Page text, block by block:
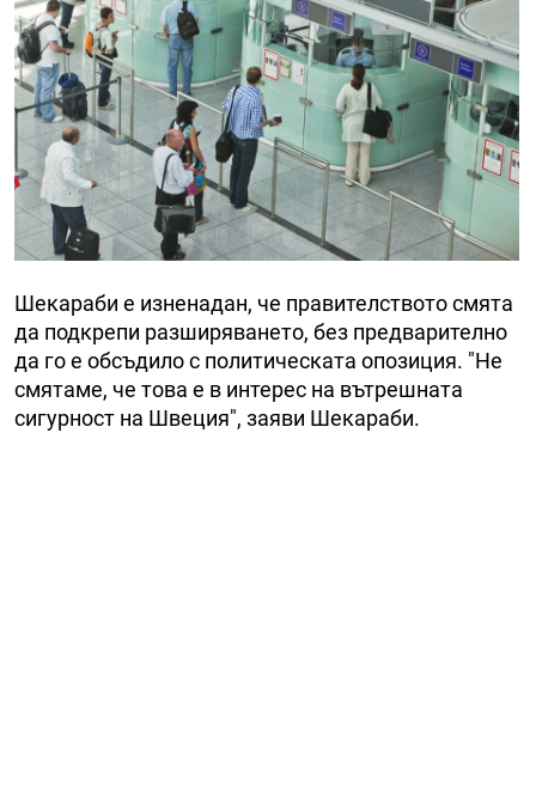
Шекараби е изненадан, че правителството смята
да подкрепи разширяването, без предварително
да го е обсъдило с политическата опозиция. "Не
смятаме, че това е в интерес на вътрешната
сигурност на Швеция", заяви Шекараби.